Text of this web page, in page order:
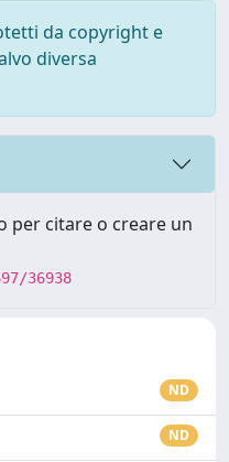
da copyright e
diversa
per citare o creare un
36938
ND
ND